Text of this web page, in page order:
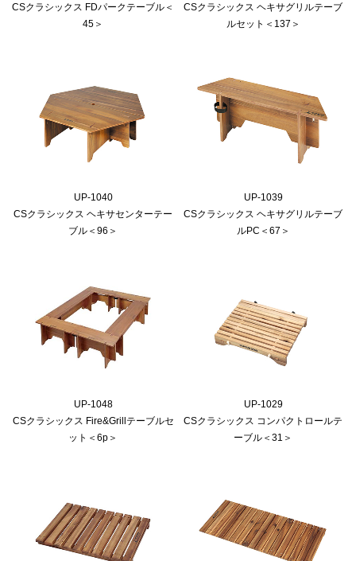
CSクラシックス FDパークテーブル＜
45＞
CSクラシックス ヘキサグリルテーブ
ルセット＜137＞
UP-1040
CSクラシックス ヘキサセンターテー
ブル＜96＞
UP-1039
CSクラシックス ヘキサグリルテーブ
ルPC＜67＞
UP-1048
CSクラシックス Fire&Grillテーブルセ
ット＜6p＞
UP-1029
CSクラシックス コンパクトロールテ
ーブル＜31＞